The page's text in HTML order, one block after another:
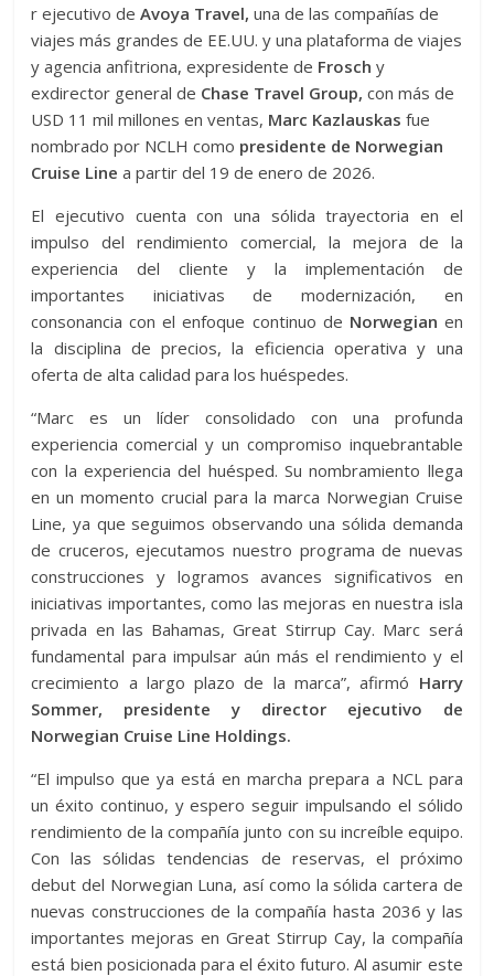
r ejecutivo de Avoya Travel, una de las compañías de
viajes más grandes de EE.UU. y una plataforma de viajes
y agencia anfitriona, expresidente de Frosch y
exdirector general de Chase Travel Group, con más de
USD 11 mil millones en ventas, Marc Kazlauskas fue
nombrado por NCLH como presidente de Norwegian
Cruise Line a partir del 19 de enero de 2026.
El ejecutivo cuenta con una sólida trayectoria en el
impulso del rendimiento comercial, la mejora de la
experiencia del cliente y la implementación de
importantes iniciativas de modernización, en
consonancia con el enfoque continuo de Norwegian en
la disciplina de precios, la eficiencia operativa y una
oferta de alta calidad para los huéspedes.
“Marc es un líder consolidado con una profunda
experiencia comercial y un compromiso inquebrantable
con la experiencia del huésped. Su nombramiento llega
en un momento crucial para la marca Norwegian Cruise
Line, ya que seguimos observando una sólida demanda
de cruceros, ejecutamos nuestro programa de nuevas
construcciones y logramos avances significativos en
iniciativas importantes, como las mejoras en nuestra isla
privada en las Bahamas, Great Stirrup Cay. Marc será
fundamental para impulsar aún más el rendimiento y el
crecimiento a largo plazo de la marca”, afirmó Harry
Sommer, presidente y director ejecutivo de
Norwegian Cruise Line Holdings.
“El impulso que ya está en marcha prepara a NCL para
un éxito continuo, y espero seguir impulsando el sólido
rendimiento de la compañía junto con su increíble equipo.
Con las sólidas tendencias de reservas, el próximo
debut del Norwegian Luna, así como la sólida cartera de
nuevas construcciones de la compañía hasta 2036 y las
importantes mejoras en Great Stirrup Cay, la compañía
está bien posicionada para el éxito futuro. Al asumir este